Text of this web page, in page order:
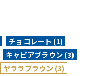
チョコレート (1)
キャビアブラウン (3)
ヤララブラウン (3)